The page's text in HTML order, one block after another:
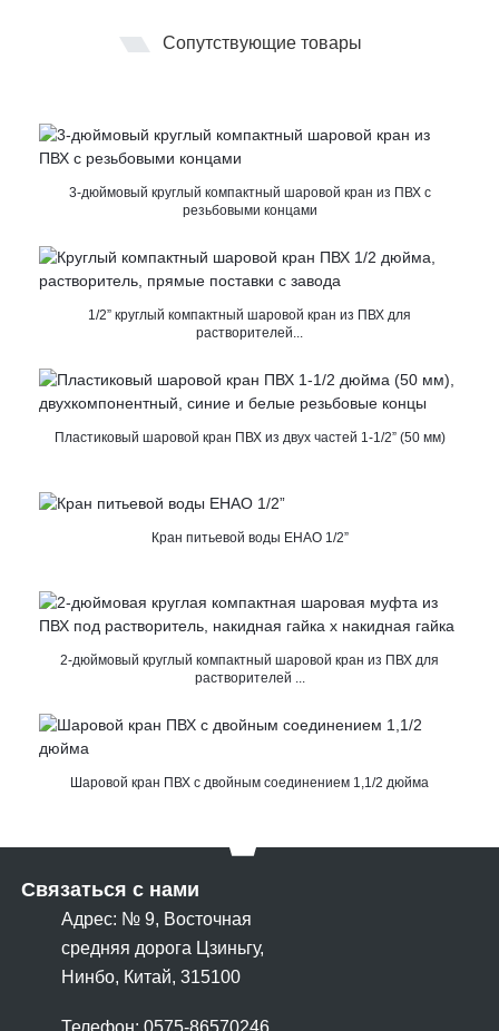
Сопутствующие товары
3-дюймовый круглый компактный шаровой кран из ПВХ с
резьбовыми концами
1/2” круглый компактный шаровой кран из ПВХ для
растворителей...
Пластиковый шаровой кран ПВХ из двух частей 1-1/2” (50 мм)
Кран питьевой воды EHAO 1/2”
2-дюймовый круглый компактный шаровой кран из ПВХ для
растворителей ...
Шаровой кран ПВХ с двойным соединением 1,1/2 дюйма
Связаться с нами
Адрес: № 9, Восточная
средняя дорога Цзиньгу,
Нинбо, Китай, 315100
Телефон: 0575-86570246